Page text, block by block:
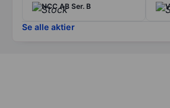
NCC AB Ser. B
Se alle aktier